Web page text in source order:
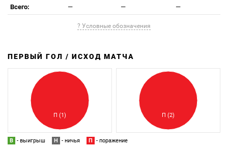
Всего:
— — —
? Условные обозначения
ПЕРВЫЙ ГОЛ / ИСХОД МАТЧА
П (1) П (2)
В - выигрыш Н - ничья П - поражение